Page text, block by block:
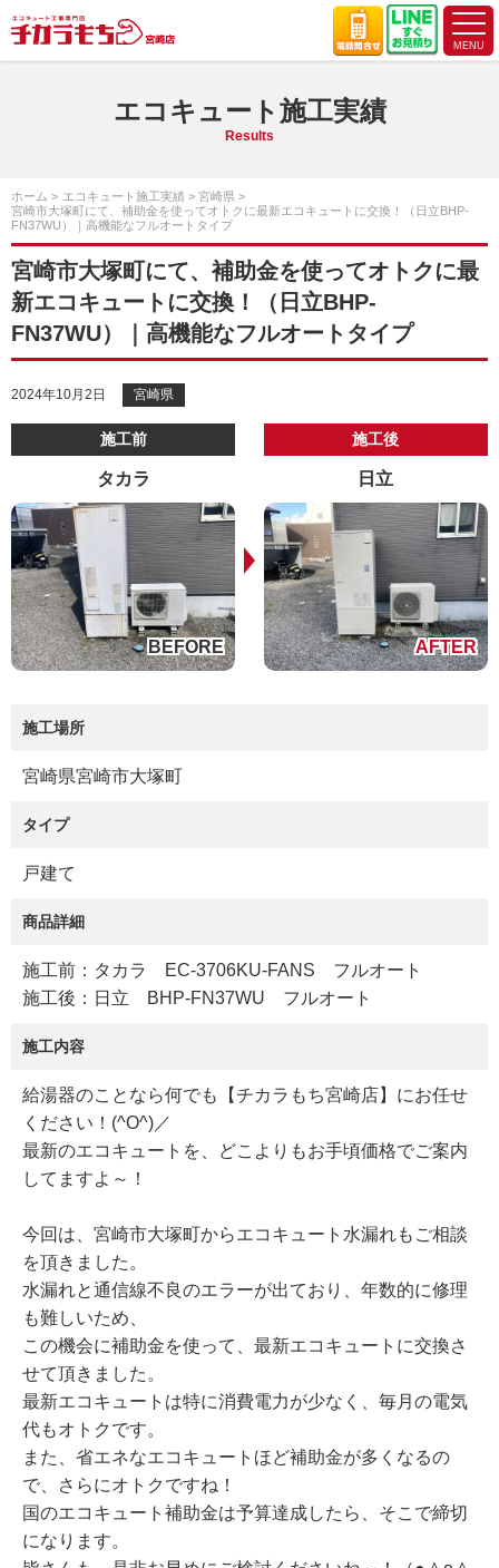
エコキュート施工実績
Results
ホーム エコキュート施工実績
宮崎県
宮崎市大塚町にて、補助金を使ってオトクに最新エコキュートに交換！（日立BHP-
FN37WU）｜高機能なフルオートタイプ
宮崎市大塚町にて、補助金を使ってオトクに最
新エコキュートに交換！（日立BHP-
FN37WU）｜高機能なフルオートタイプ
2024年10月2日 宮崎県
施工前
タカラ
施工後
日立
施工場所
宮崎県宮崎市大塚町
タイプ
戸建て
商品詳細
施工前：タカラ EC-3706KU-FANS フルオート
施工後：日立 BHP-FN37WU フルオート
施工内容
給湯器のことなら何でも【チカラもち宮崎店】にお任せ
ください！(^O^)／
最新のエコキュートを、どこよりもお手頃価格でご案内
してますよ～！
今回は、宮崎市大塚町からエコキュート水漏れもご相談
を頂きました。
水漏れと通信線不良のエラーが出ており、年数的に修理
も難しいため、
この機会に補助金を使って、最新エコキュートに交換さ
せて頂きました。
最新エコキュートは特に消費電力が少なく、毎月の電気
代もオトクです。
また、省エネなエコキュートほど補助金が多くなるの
で、さらにオトクですね！
国のエコキュート補助金は予算達成したら、そこで締切
になります。